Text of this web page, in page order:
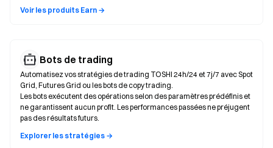
Voir les produits Earn →
Bots de trading
Automatisez vos stratégies de trading TOSHI 24h/24 et 7j/7 avec Spot
Grid, Futures Grid ou les bots de copy trading.
Les bots exécutent des opérations selon des paramètres prédéfinis et
ne garantissent aucun profit. Les performances passées ne préjugent
pas des résultats futurs.
Explorer les stratégies →